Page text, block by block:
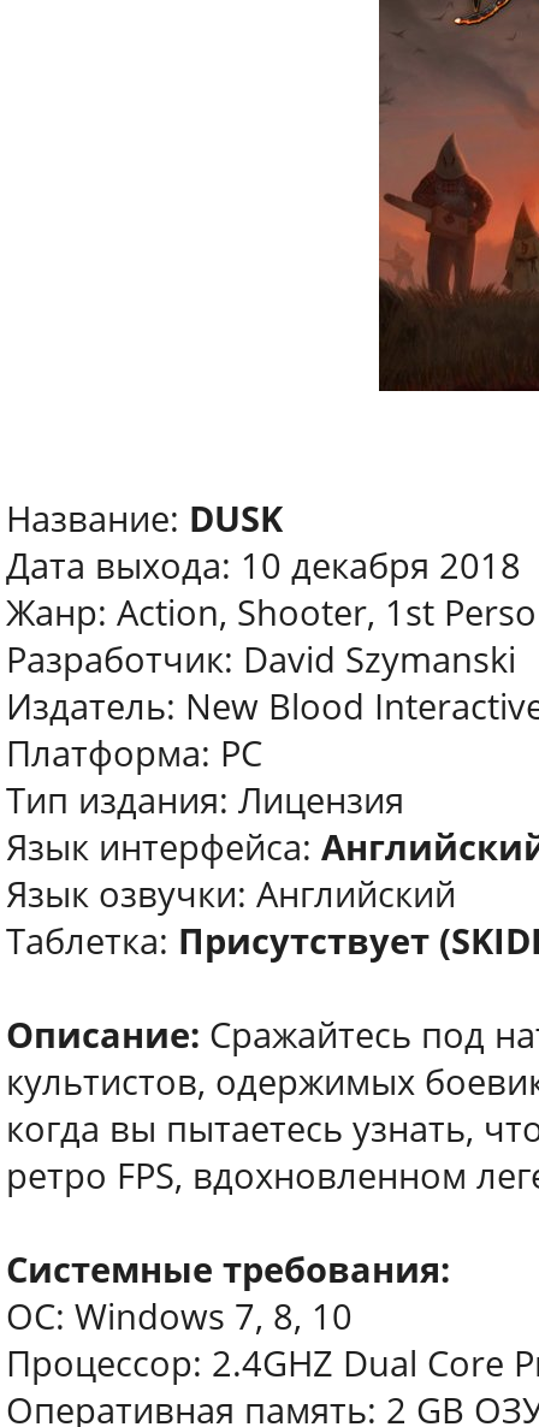
Название: DUSK
Дата выхода: 10 декабря 2018
Жанр: Action, Shooter, 1st
Разработчик: David Szymanski
Издатель: New Blood
Платформа: PC
Тип издания: Лицензия
Язык интерфейса:
Язык озвучки: Английский
Таблетка: Присутствует
Описание: Сражайтесь под
культистов, одержимых
когда вы пытаетесь узнать,
ретро FPS, вдохновленном
Системные требования:
ОС: Windows 7, 8, 10
Процессор: 2.4GHZ Dual Core
Оперативная память: 2 GB